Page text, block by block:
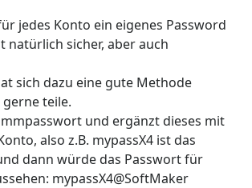
jedes Konto ein eigenes Password
natürlich sicher, aber auch
sich dazu eine gute Methode
teile.
und ergänzt dieses mit
also z.B. mypassX4 ist das
dann würde das Passwort für
mypassX4@SoftMaker